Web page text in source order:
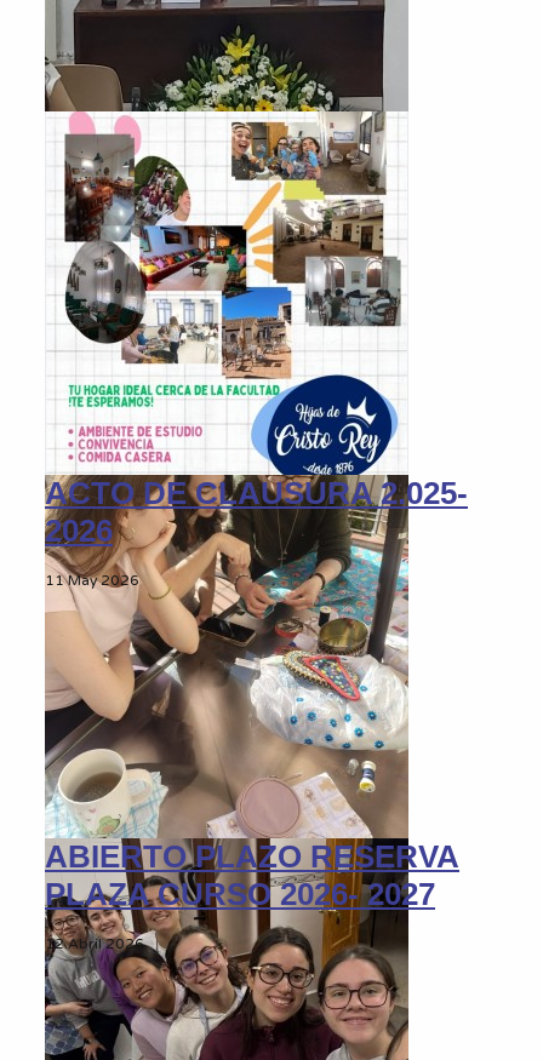
ACTO DE CLAUSURA 2.025-
2026
11 May 2026
ABIERTO PLAZO RESERVA
PLAZA CURSO 2026- 2027
12 Abril 2026